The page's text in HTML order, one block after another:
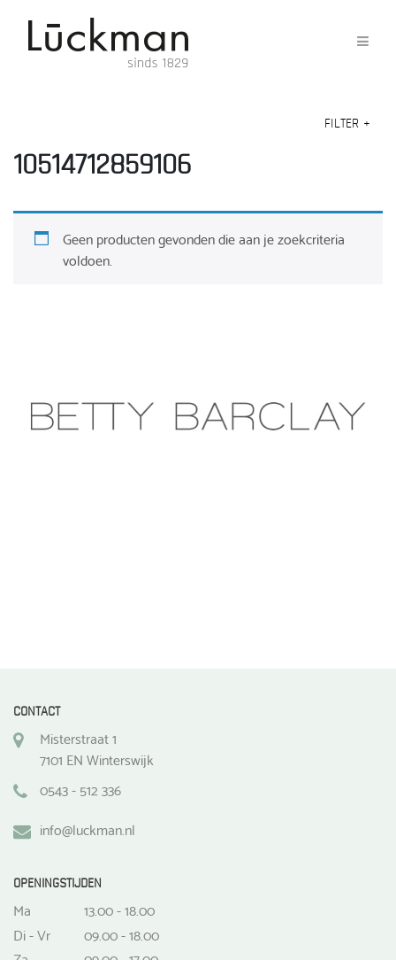
FILTER +
10514712859106
Geen producten gevonden die aan je zoekcriteria
voldoen.
CONTACT
Misterstraat 1
7101 EN Winterswijk
0543 - 512 336
info@luckman.nl
OPENINGSTIJDEN
Ma
13.00 - 18.00
Di - Vr
09.00 - 18.00